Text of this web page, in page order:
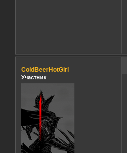
ColdBeerHotGirl
Участник